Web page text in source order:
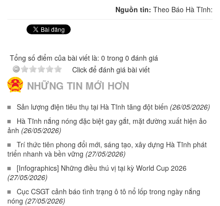
Nguồn tin: Theo Báo Hà Tĩnh:
Tổng số điểm của bài viết là: 0 trong 0 đánh giá
Click để đánh giá bài viết
NHỮNG TIN MỚI HƠN
Sản lượng điện tiêu thụ tại Hà Tĩnh tăng đột biến (26/05/2026)
Hà Tĩnh nắng nóng đặc biệt gay gắt, mặt đường xuất hiện ảo
ảnh (26/05/2026)
Trí thức tiên phong đổi mới, sáng tạo, xây dựng Hà Tĩnh phát
triển nhanh và bền vững (27/05/2026)
[Infographics] Những điều thú vị tại kỳ World Cup 2026
(27/05/2026)
Cục CSGT cảnh báo tình trạng ô tô nổ lốp trong ngày nắng
nóng (27/05/2026)